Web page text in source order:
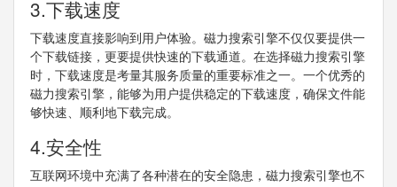
3.下载速度
下载速度直接影响到用户体验。磁力搜索引擎不仅仅要提供一
个下载链接，更要提供快速的下载通道。在选择磁力搜索引擎
时，下载速度是考量其服务质量的重要标准之一。一个优秀的
磁力搜索引擎，能够为用户提供稳定的下载速度，确保文件能
够快速、顺利地下载完成。
4.安全性
互联网环境中充满了各种潜在的安全隐患，磁力搜索引擎也不